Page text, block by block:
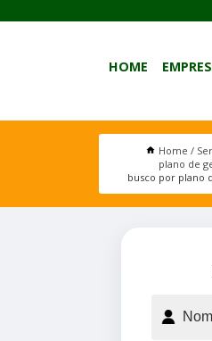
HOME
Home
plano de
busco por plano